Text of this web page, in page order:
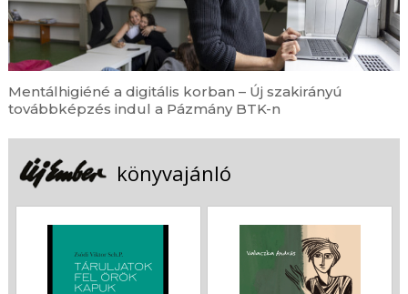
Mentálhigiéné a digitális korban – Új szakirányú
továbbképzés indul a Pázmány BTK-n
könyvajánló